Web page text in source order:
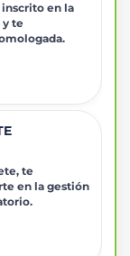
en la
y te
te
en la gestión